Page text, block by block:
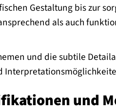
Gestaltung bis zur
als auch
und die subtile
und